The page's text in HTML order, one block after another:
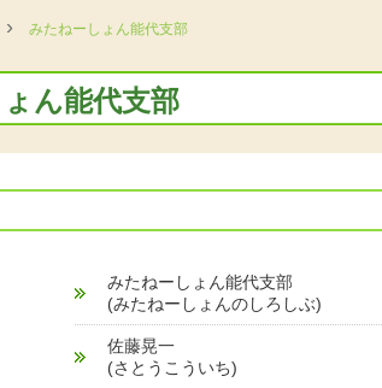
› みたねーしょん能代支部
ん能代支部
みたねーしょん能代支部
(みたねーしょんのしろしぶ)
佐藤晃一
(さとうこういち)